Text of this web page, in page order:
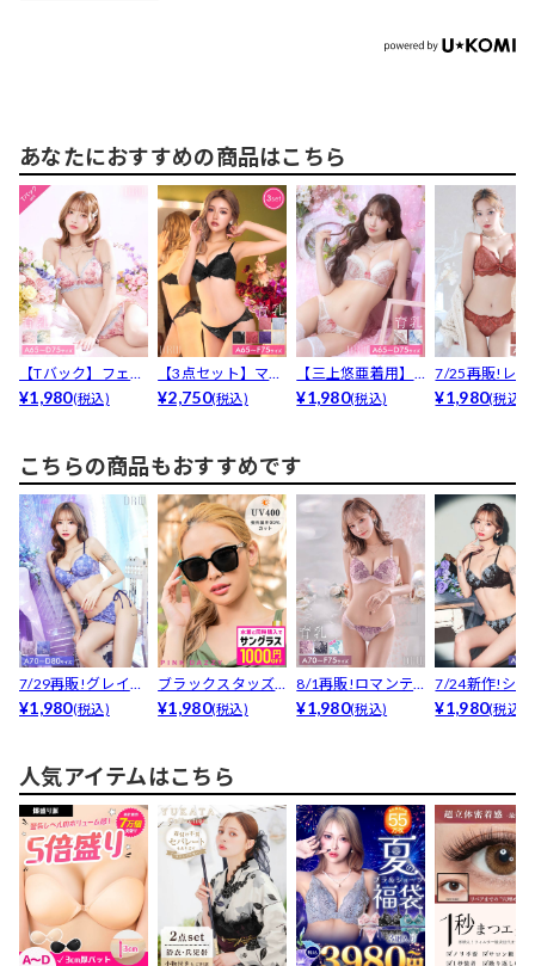
あなたにおすすめの商品はこちら
【Tバック】フェア
リーアネモネブル
¥1,980(税込)
【3点セット】マジ
ックアップブラジ
¥2,750(税込)
【三上悠亜着用】
スウィーティーギ
¥1,980(税込)
7/25再販!レー
スカラップブ
¥1,980(税込)
こちらの商品もおすすめです
7/29再販!グレイス
ハイドレンジアコ...
¥1,980(税込)
ブラックスタッズ
サングラス
¥1,980(税込)
8/1再販!ロマンテ
ィックベルローズ
¥1,980(税込)
7/24新作!シャ
フラワーレー
¥1,980(税込)
人気アイテムはこちら